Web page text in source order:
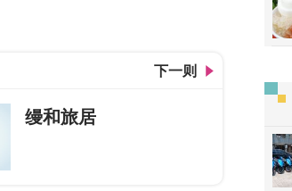
下一则
缦和旅居